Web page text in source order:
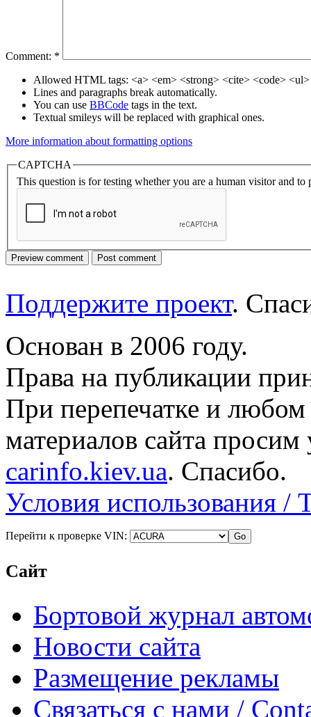
Comment: *
Allowed HTML tags: <a> <em> <strong> <cite> <code>
Lines and paragraphs break automatically.
You can use BBCode tags in the text.
Textual smileys will be replaced with graphical ones.
More information about formatting options
CAPTCHA
This question is for testing whether you are a human visitor and to
Поддержите проект.
Основан в 2006 году.
Права на публикации
При перепечатке и
материалов сайта просим
carinfo.kiev.ua. Спасибо.
Условия использования /
Перейти к проверке VIN:
Сайт
Бортовой журнал
Новости сайта
Размещение рекламы
Связаться с нами /